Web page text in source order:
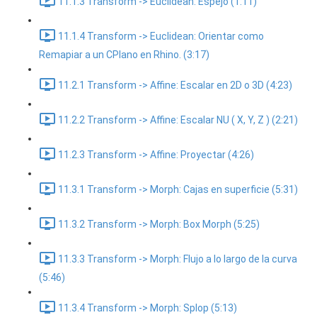
11.1.4 Transform -> Euclidean: Orientar como
Remapiar a un CPlano en Rhino. (3:17)
11.2.1 Transform -> Affine: Escalar en 2D o 3D (4:23)
11.2.2 Transform -> Affine: Escalar NU ( X, Y, Z ) (2:21)
11.2.3 Transform -> Affine: Proyectar (4:26)
11.3.1 Transform -> Morph: Cajas en superficie (5:31)
11.3.2 Transform -> Morph: Box Morph (5:25)
11.3.3 Transform -> Morph: Flujo a lo largo de la curva
(5:46)
11.3.4 Transform -> Morph: Splop (5:13)